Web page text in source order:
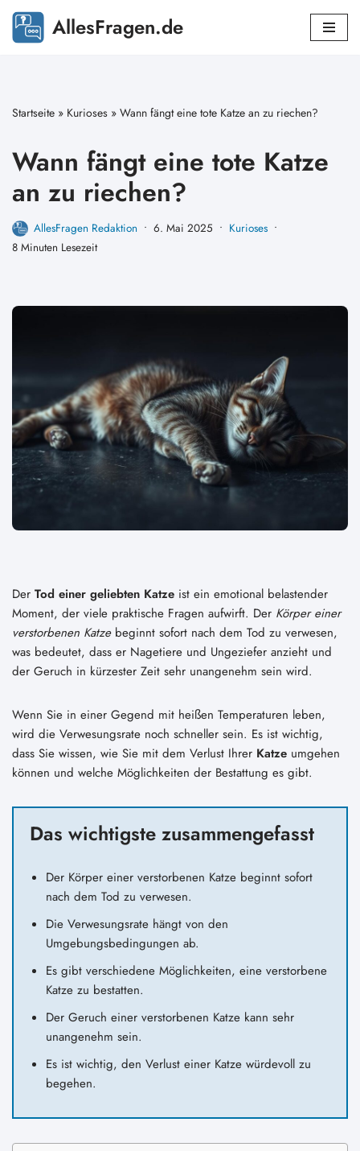
Zum
AllesFragen.de
Startseite » Kurioses » Wann fängt eine tote Katze an zu riechen?
Wann fängt eine tote Katze
an zu riechen?
AllesFragen Redaktion 6. Mai 2025
Kurioses
8 Minuten Lesezeit
Der Tod einer geliebten Katze ist ein emotional belastender
Moment, der viele praktische Fragen aufwirft. Der Körper einer
verstorbenen Katzebeginnt sofort nach dem Tod zu verwesen,
was bedeutet, dass er Nagetiere und Ungeziefer anzieht und
der Geruch in kürzester Zeit sehr unangenehm sein wird.
Wenn Sie in einer Gegend mit heißen Temperaturen leben,
wird die Verwesungsrate noch schneller sein. Es ist wichtig,
dass Sie wissen, wie Sie mit dem Verlust Ihrer Katze umgehen
können und welche Möglichkeiten der Bestattung es gibt.
Das wichtigste zusammengefasst
Der Körper einer verstorbenen Katze beginnt sofort
nach dem Tod zu verwesen.
Die Verwesungsrate hängt von den
Umgebungsbedingungen ab.
Es gibt verschiedene Möglichkeiten, eine verstorbene
Katze zu bestatten.
Der Geruch einer verstorbenen Katze kann sehr
unangenehm sein.
Es ist wichtig, den Verlust einer Katze würdevoll zu
begehen.